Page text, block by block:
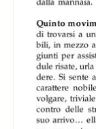
Orchestra del
Teatro Regio di
Torino diretta da
Pinchas Steinberg